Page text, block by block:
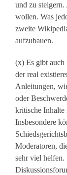
und zu
wollen. Was
zweite
aufzubauen.
(x) Es gibt auch
der real
Anleitungen,
oder
kritische Inhalte
Insbesondere
Moderatoren,
sehr viel helfen.